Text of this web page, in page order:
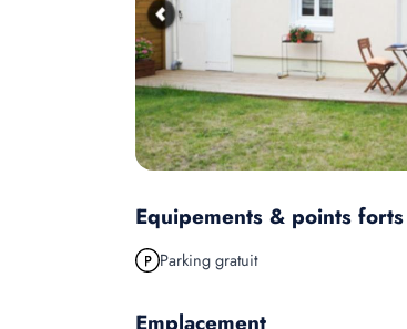
Equipements & points forts
Parking gratuit
Emplacement